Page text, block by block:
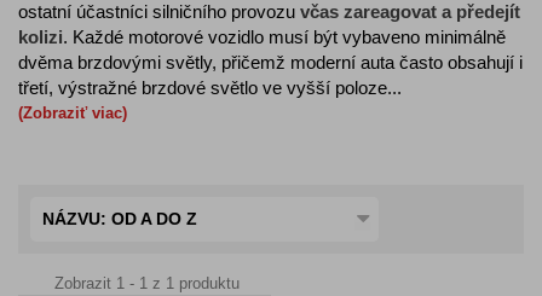
ostatní účastníci silničního provozu včas zareagovat a předejít
kolizi. Každé motorové vozidlo musí být vybaveno minimálně
dvěma brzdovými světly, přičemž moderní auta často obsahují i
třetí, výstražné brzdové světlo ve vyšší poloze...
(Zobraziť viac)
NÁZVU: OD A DO Z
Zobrazit 1 - 1 z 1 produktu